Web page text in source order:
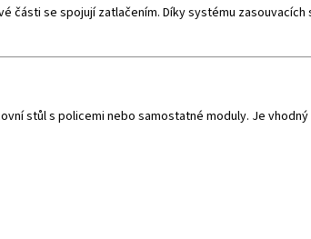
části se spojují zatlačením. Díky systému
stůl s policemi nebo samostatné moduly. Je